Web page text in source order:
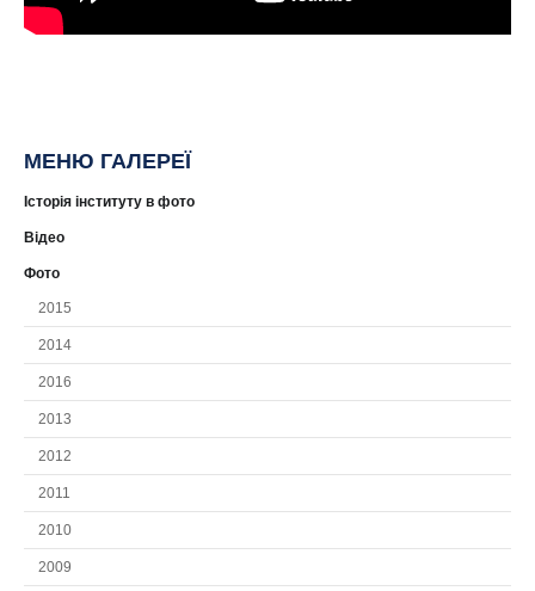
МЕНЮ ГАЛЕРЕЇ
Історія інституту в фото
Відео
Фото
2015
2014
2016
2013
2012
2011
2010
2009